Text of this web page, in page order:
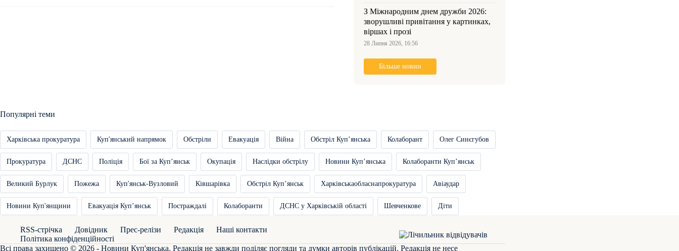
З Міжнародним днем дружби 2026:
зворушливі привітання у картинках,
віршах і прозі
28 Липня 2026, 16:56
Більше новин
Популярні теми
Харківська прокуратура Куп'янський напрямок Обстріли Евакуація Війна Обстріл Купʼянська Колаборант Олег Синєгубов
Прокуратура ДСНС Поліція Бої за Купʼянськ Окупація Наслідки обстрілу Новини Купʼянська Колаборанти Купʼянськ
Великий Бурлук Пожежа Куп'янськ-Вузловий Ківшарівка Обстріл Купʼянськ Харківськаобласнапрокуратура Авіаудар
Новини Куп'янщини Евакуація Купʼянськ Постраждалі Колаборанти ДСНС у Харківській області Шевченкове Діти
RSS-стрічка Довідник Прес-релізи Редакція
Наші контакти
Політика конфіденційності
Всі права захищено © 2026 - Новини Куп'янська. Редакція не завжди поділяє погляди та думки авторів публікацій. Редакція не несе